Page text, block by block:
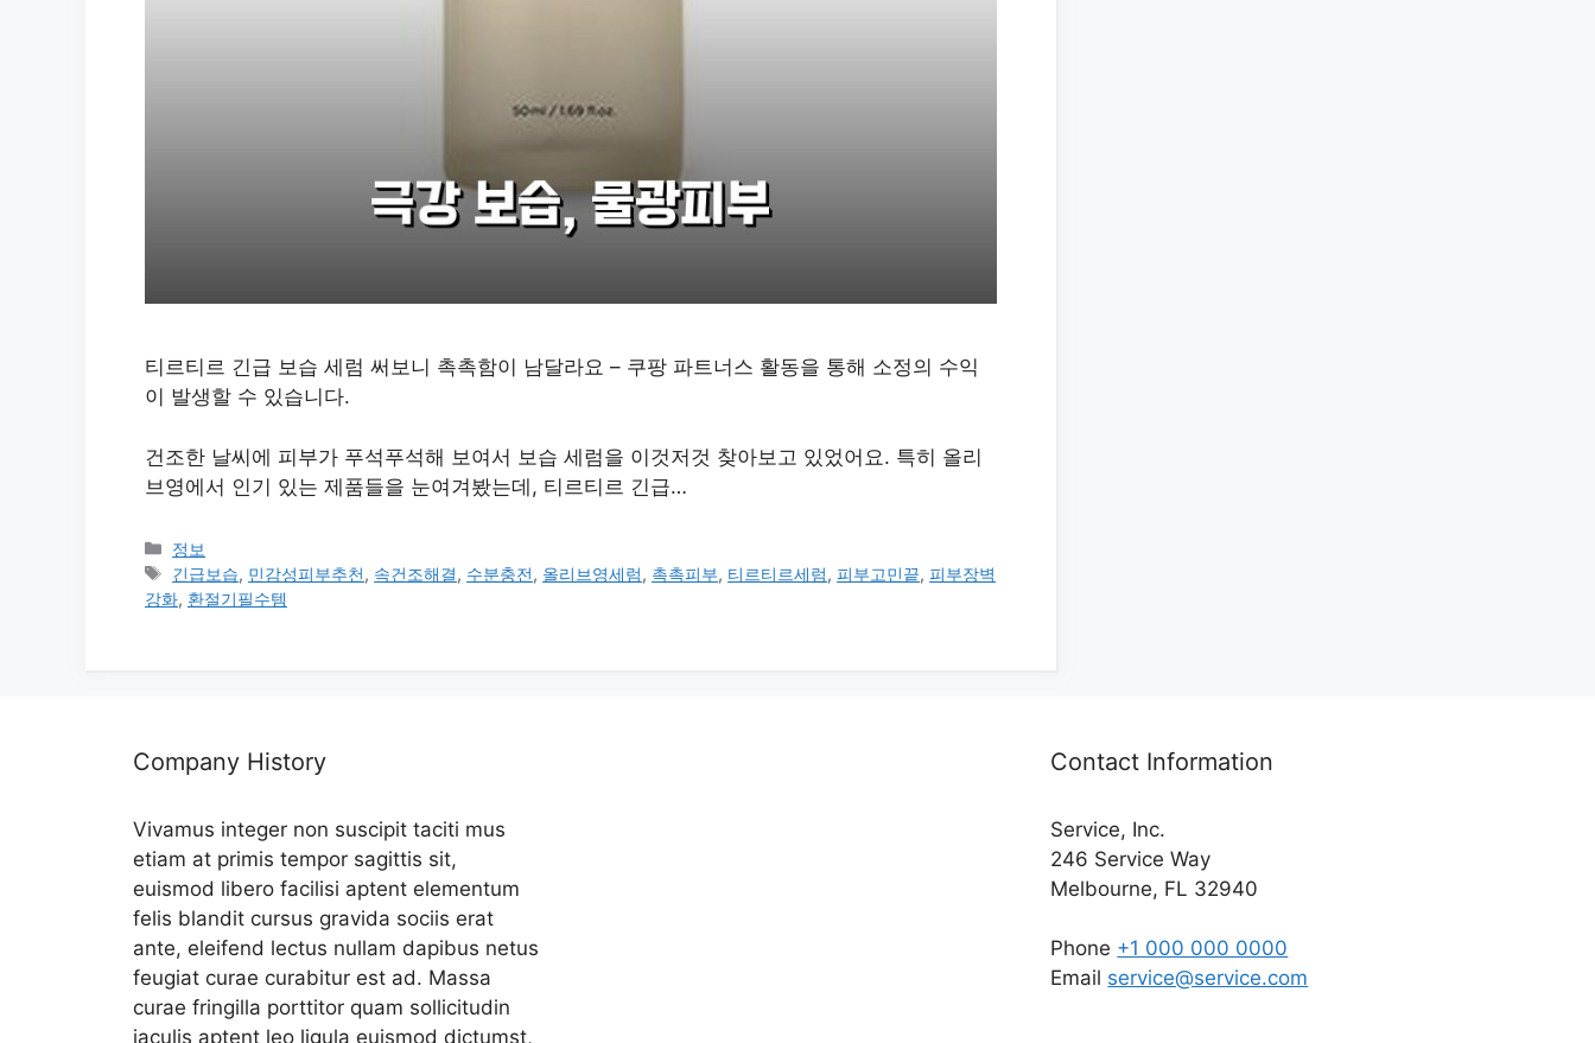
티르티르 긴급 보습 세럼 써보니 촉촉함이 남달라요 – 쿠팡 파트너스 활동을 통해 소정의 수익
이 발생할 수 있습니다.
건조한 날씨에 피부가 푸석푸석해 보여서 보습 세럼을 이것저것 찾아보고 있었어요. 특히 올리
브영에서 인기 있는 제품들을 눈여겨봤는데, 티르티르 긴급…
카
테
고
정보
태
그
긴급보습, 민감성피부추천, 속건조해결, 수분충전, 올리브영세럼, 촉촉피부, 티르티르세럼,피부고민끝,피부장벽
강화, 환절기필수템
Company History
Vivamus integer non suscipit taciti mus
etiam at primis tempor sagittis sit,
euismod libero facilisi aptent elementum
felis blandit cursus gravida sociis erat
ante, eleifend lectus nullam dapibus netus
feugiat curae curabitur est ad. Massa
curae fringilla porttitor quam sollicitudin
iaculis aptent leo ligula euismod dictumst,
Contact Information
Service, Inc.
246 Service Way
Melbourne, FL 32940
Phone +1 000 000 0000
Email service@service.com